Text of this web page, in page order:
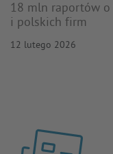
18 mln raportów o
i polskich firm
12 lutego 2026